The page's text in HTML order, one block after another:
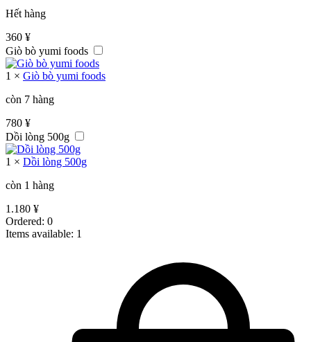
Hết hàng
360 ¥
Giò bò yumi foods
1 × Giò bò yumi foods
còn 7 hàng
780 ¥
Dồi lòng 500g
1 × Dồi lòng 500g
còn 1 hàng
1.180 ¥
Ordered: 0
Items available: 1